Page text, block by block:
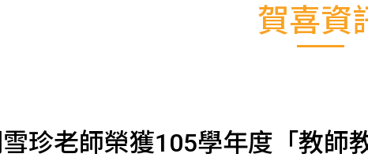
賀喜資
珍老師榮獲105學年度「教師